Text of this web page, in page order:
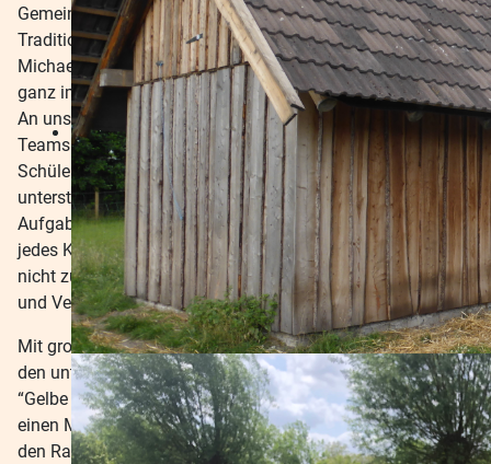
Gemeinschaftserlebnis, das an Waldorfschulen eine lange
Tradition hat. Inspiriert von der Geschichte des Erzengels
Michael, der mutig den Drachen bezwingt, steht dieser Tag
ganz im Zeichen von Mut, Vertrauen und Zusammenhalt.
An unserer Schule bilden wir dafür klassenübergreifende
Teams von der 1. bis zur 12. Klasse. Die ältesten
Schülerinnen und Schüler übernehmen Verantwortung,
unterstützen die Jüngeren und sorgen dafür, dass alle
Aufgaben sicher und mit Freude gemeistert werden. Nicht
jedes Kind muss alles mitmachen; wer sich etwas (noch)
nicht zutraut, darf zuschauen oder anfeuern – denn Mut
und Vertrauen wachsen Schritt für Schritt.
Mit großem Einsatz und viel Freude stellten sich die Teams
den unterschiedlichen Aufgaben: So musste das Team
“Gelbe Giraffen” im Spiel„Sanitäter“eine Mitschülerin oder
einen Mitschüler vorsichtig an Händen und Füßen durch
den Raum tragen, während die “Schwarzen Schwäne”